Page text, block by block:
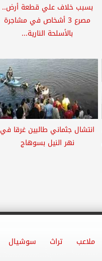
بسبب خلاف علي قطعة أرض..
مصرع 3 أشخاص في مشاجرة
بالأسلحة النارية...
انتشال جثماني طالبين غرقا في
نهر النيل بسوهاج
ملاعب تراث سوشيال